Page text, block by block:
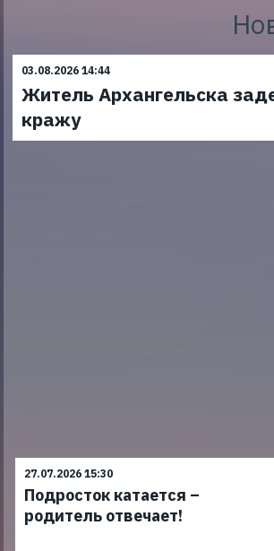
03.08.2026 14:44
Житель Архангельска
кражу
27.07.2026 15:30
Подросток катается –
родитель отвечает!